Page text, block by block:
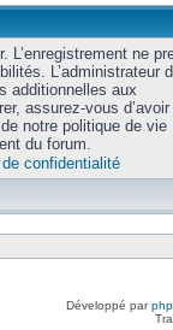
L’enregistrement ne
L’administrateur
additionnelles aux
assurez-vous
notre politique de vie
du forum.
confidentialité
Développé par